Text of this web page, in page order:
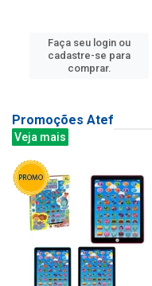
Faça seu login ou
cadastre-se para
comprar.
Promoções Atef
Veja mais